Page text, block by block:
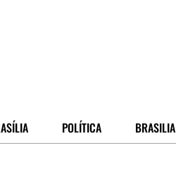
POLÍTICA BRASILIA